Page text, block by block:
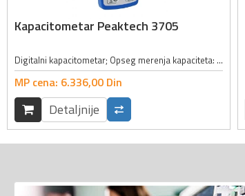
Kapacitometar Peaktech 3705
Digitalni kapacitometar; Opseg merenja kapaciteta: 200pF, 2nF, 20nF, 200nF, 2µF, 20µF, 200µF, 2mF, 20mF; Tačnost merenja kapaciteta: ±0.5% + 10 cifara; Opseg merenja otpornosti: 20Ω, 200Ω, 2kΩ, 20kΩ, 200kΩ, 2MΩ, 20MΩ, 200MΩ,...
MP cena: 6.336,00 Din
Detaljnije